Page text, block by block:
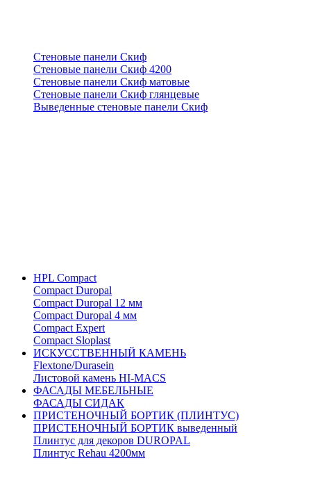
Стеновые панели Скиф
Стеновые панели Скиф 4200
Стеновые панели Скиф матовые
Стеновые панели Скиф глянцевые
Выведенные стеновые панели Скиф
HPL Compact
Compact Duropal
Compact Duropal 12 мм
Compact Duropal 4 мм
Compact Expert
Compact Sloplast
ИСКУССТВЕННЫЙ КАМЕНЬ
Flextone/Durasein
Листовой камень HI-MACS
ФАСАДЫ МЕБЕЛЬНЫЕ
ФАСАДЫ СИДАК
ПРИСТЕНОЧНЫЙ БОРТИК (ПЛИНТУС)
ПРИСТЕНОЧНЫЙ БОРТИК выведенный
Плинтус для декоров DUROPAL
Плинтус Rehau 4200мм